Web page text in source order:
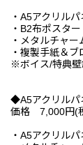
・A5アクリル
・B2布ポスター
・メタルチャー
・複製手紙＆ブ
※ボイス/特典壁
◆A5アクリル
価格 7,000円(
・A5アクリル